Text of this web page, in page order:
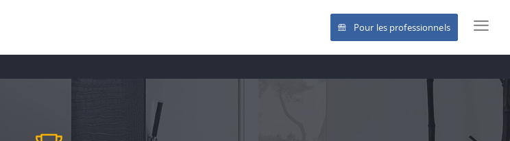
Pour les professionnels